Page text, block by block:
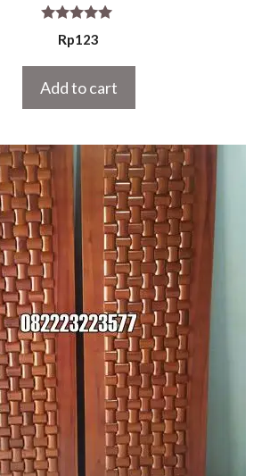
5.00
out of 5
Rp123
Add to cart